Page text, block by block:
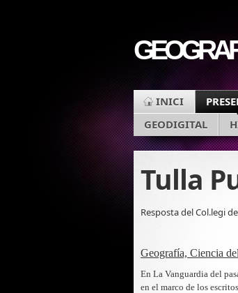
INICI
GEODIGITAL
Tulla
Resposta del Col.legi
Geografía, Ciencia
En La Vanguardia del
en el marco de los